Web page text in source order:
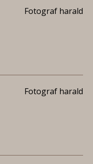
Fotograf harald
Fotograf harald